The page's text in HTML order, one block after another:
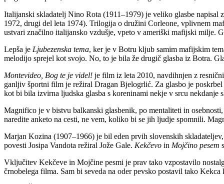
Italijanski skladatelj Nino Rota (1911–1979) je veliko glasbe
1972, drugi del leta 1974). Trilogija o družini Corleone, vplivnem
ustvari značilno italijansko vzdušje, vpeto v ameriški mafijski milje.
Lepša je Ljubezenska tema, ker je v Botru kljub samim mafijskim
melodijo sprejel kot svojo. No, to je bila že drugič glasba iz Botra.
Montevideo, Bog te je videl! je film iz leta 2010, navdihnjen z
ganljiv športni film je režiral Dragan Bjelogrlić. Za glasbo je
kot bi bila izvirna ljudska glasba s koreninami nekje v srcu nekdanje
Magnifico je v bistvu balkanski glasbenik, po mentaliteti in
naredite anketo na cesti, ne vem, koliko bi se jih ljudje spomnili.
Marjan Kozina (1907–1966) je bil eden prvih slovenskih
povesti Josipa Vandota režiral Jože Gale. Kekčevo in Mojčino pesem
Vključitev Kekčeve in Mojčine pesmi je prav tako vzpostavilo
črnobelega filma. Sam bi seveda na oder pevsko postavil tako